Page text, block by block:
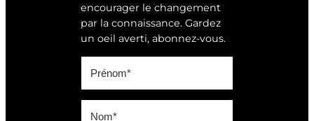
encourager le changement
par la connaissance. Gardez
un oeil averti, abonnez-vous.